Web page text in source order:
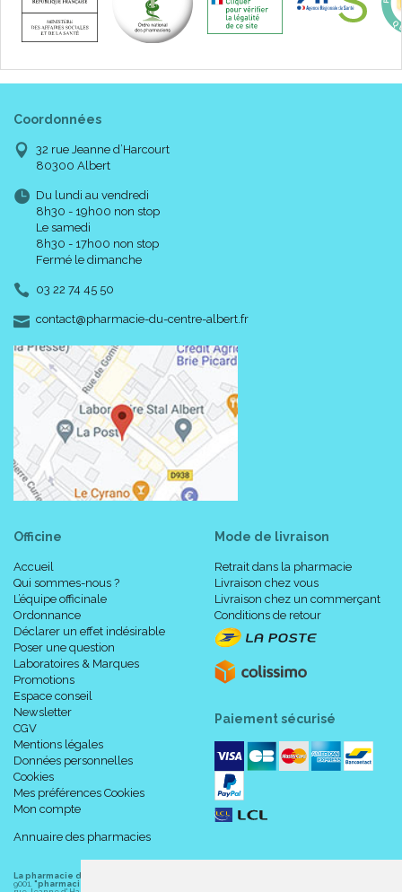
Coordonnées
32 rue Jeanne d’Harcourt
80300 Albert
Du lundi au vendredi
8h30 - 19h00 non stop
Le samedi
8h30 - 17h00 non stop
Fermé le dimanche
03 22 74 45 50
contact-
@-
pharmacie-du-centre-albert.fr
Officine
Accueil
Qui sommes-nous ?
L’équipe officinale
Ordonnance
Déclarer un effet indésirable
Poser une question
Laboratoires & Marques
Promotions
Espace conseil
Newsletter
CGV
Mentions légales
Données personnelles
Cookies
Mes préférences Cookies
Mon compte
Annuaire des pharmacies
Mode de livraison
Retrait dans la pharmacie
Livraison chez vous
Livraison chez un commerçant
Conditions de retour
Paiement sécurisé
La pharmacie du centre à Albert
9001. "pharmacie-du-centre-albert.fr "